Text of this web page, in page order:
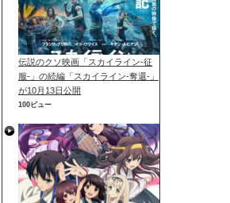
伝説のクソ映画「スカイライン-征
服-」の続編「スカイライン-奪還-」
が10月13日公開
100ビュー